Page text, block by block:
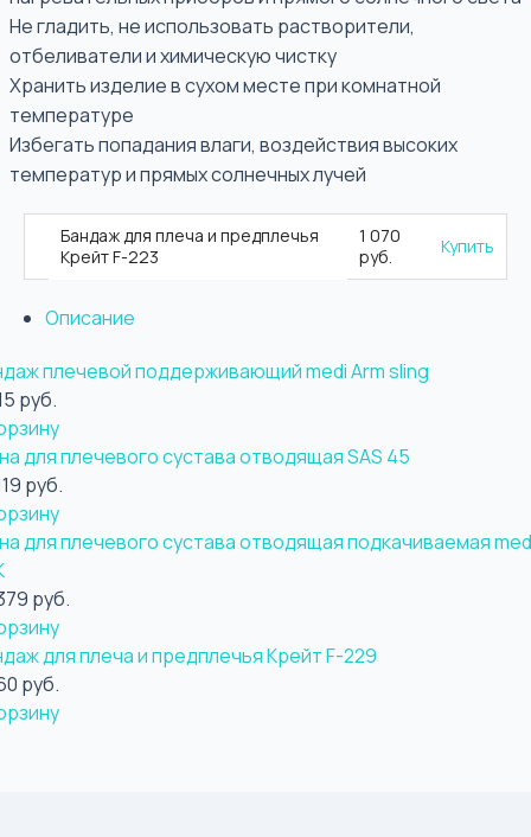
Не гладить, не использовать растворители,
отбеливатели и химическую чистку
Хранить изделие в сухом месте при комнатной
температуре
Избегать попадания влаги, воздействия высоких
температур и прямых солнечных лучей
Бандаж для плеча и предплечья
Крейт F-223
1 070
руб.
Купить
Описание
плечевой поддерживающий medi Arm sling
руб.
для плечевого сустава отводящая SAS 45
руб.
для плечевого сустава отводящая подкачиваемая
руб.
для плеча и предплечья Крейт F-229
руб.